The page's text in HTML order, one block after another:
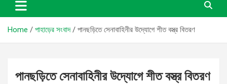
Home পাহাড়ের সংবাদ পানছড়িতে সেনাবাহিনীর উদ্যোগে শীত বস্ত্র বিতরণ
পানছড়িতে সেনাবাহিনীর উদ্যোগে শীত বস্ত্র বিতরণ